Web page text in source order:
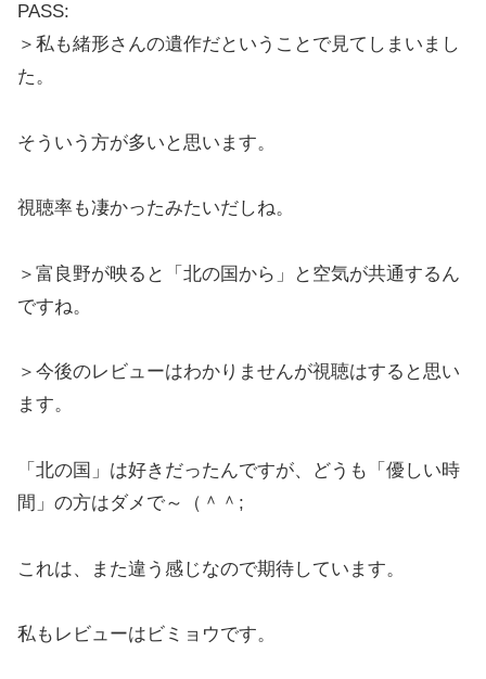
PASS:
＞私も緒形さんの遺作だということで見てしまいまし
た。
そういう方が多いと思います。
視聴率も凄かったみたいだしね。
＞富良野が映ると「北の国から」と空気が共通するん
ですね。
＞今後のレビューはわかりませんが視聴はすると思い
ます。
「北の国」は好きだったんですが、どうも「優しい時
間」の方はダメで～（＾＾;ゞ
これは、また違う感じなので期待しています。
私もレビューはビミョウです。